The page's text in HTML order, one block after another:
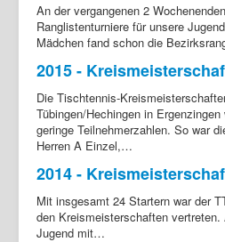
An der vergangenen 2
Ranglistenturniere für unsere
Mädchen fand schon die
2015 -
Die Tischtennis-
Tübingen/Hechingen in
geringe Teilnehmerzahlen. So war
Herren A Einzel,…
2014 -
Mit insgesamt 24 Startern war der
den Kreismeisterschaften
Jugend mit…